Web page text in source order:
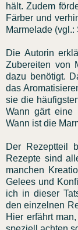
hält. Zudem
Färber und
Marmelade (vgl.:
Die Autorin
Zubereiten von
dazu benötigt.
das
sie die
Wann gärt eine
Wann ist die
Der Rezeptteil
Rezepte sind
manchen
Gelees und
ich in dieser
den einzelnen
Hier erfährt